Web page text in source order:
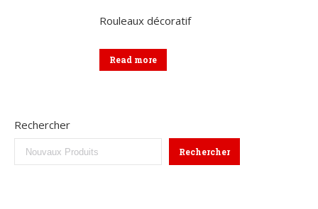
Rouleaux décoratif
Read more
Rechercher
Rechercher